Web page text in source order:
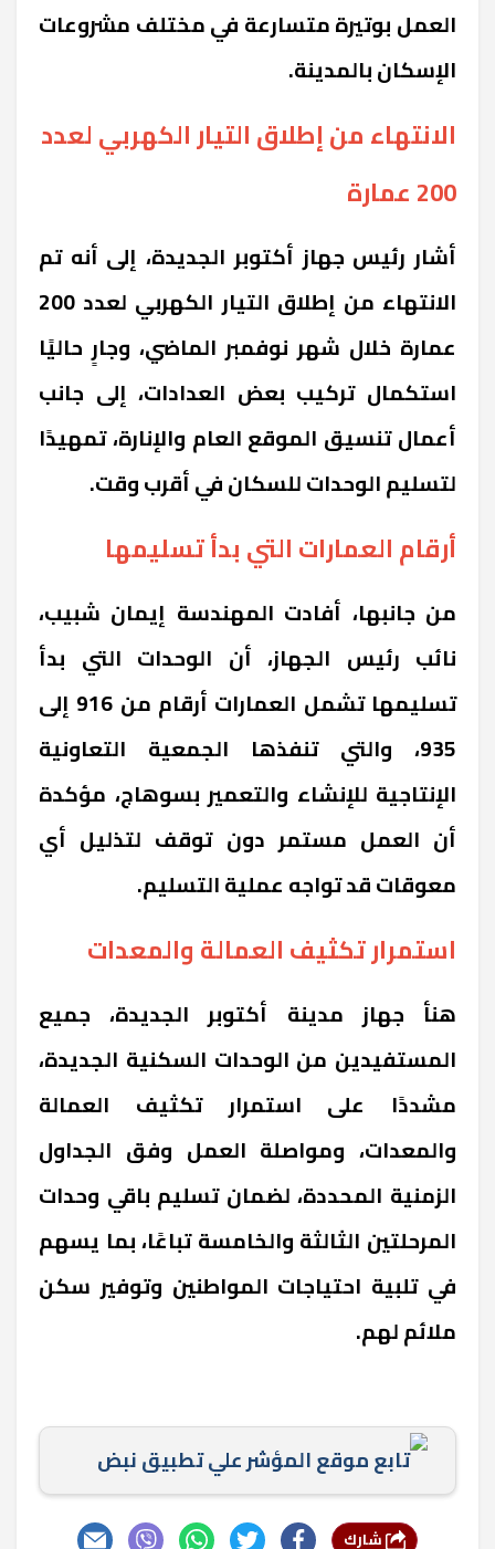
العمل بوتيرة متسارعة في مختلف مشروعات
الإسكان بالمدينة.
الانتهاء من إطلاق التيار الكهربي لعدد
200 عمارة
أشار رئيس جهاز أكتوبر الجديدة، إلى أنه تم
الانتهاء من إطلاق التيار الكهربي لعدد 200
عمارة خلال شهر نوفمبر الماضي، وجارٍ حاليًا
استكمال تركيب بعض العدادات، إلى جانب
أعمال تنسيق الموقع العام والإنارة، تمهيدًا
لتسليم الوحدات للسكان في أقرب وقت.
أرقام العمارات التي بدأ تسليمها
من جانبها، أفادت المهندسة إيمان شبيب،
نائب رئيس الجهاز، أن الوحدات التي بدأ
تسليمها تشمل العمارات أرقام من 916 إلى
935، والتي تنفذها الجمعية التعاونية
الإنتاجية للإنشاء والتعمير بسوهاج، مؤكدة
أن العمل مستمر دون توقف لتذليل أي
معوقات قد تواجه عملية التسليم.
استمرار تكثيف العمالة والمعدات
هنأ جهاز مدينة أكتوبر الجديدة، جميع
المستفيدين من الوحدات السكنية الجديدة،
مشددًا على استمرار تكثيف العمالة
والمعدات، ومواصلة العمل وفق الجداول
الزمنية المحددة، لضمان تسليم باقي وحدات
المرحلتين الثالثة والخامسة تباعًا، بما يسهم
في تلبية احتياجات المواطنين وتوفير سكن
ملائم لهم.
تابع موقع المؤشر علي تطبيق نبض